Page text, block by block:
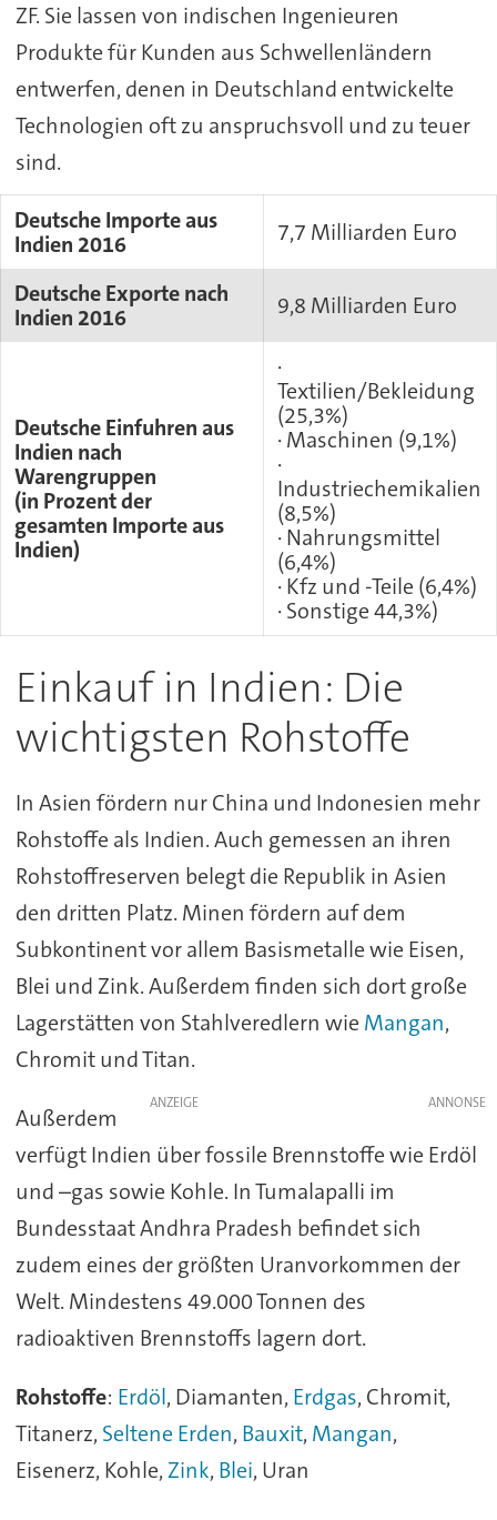
ZF. Sie lassen von indischen Ingenieuren
Produkte für Kunden aus Schwellenländern
entwerfen, denen in Deutschland entwickelte
Technologien oft zu anspruchsvoll und zu teuer
sind.
Deutsche Importe aus
Indien 2016
7,7 Milliarden Euro
Deutsche Exporte nach
Indien 2016
9,8 Milliarden Euro
Deutsche Einfuhren aus
Indien nach
Warengruppen
(in Prozent der
gesamten Importe aus
Indien)
·
Textilien/Bekleidung
(25,3%)
· Maschinen (9,1%)
·
Industriechemikalien
(8,5%)
· Nahrungsmittel
(6,4%)
· Kfz und -Teile (6,4%)
· Sonstige 44,3%)
Einkauf in Indien: Die
wichtigsten Rohstoffe
In Asien fördern nur China und Indonesien mehr
Rohstoffe als Indien. Auch gemessen an ihren
Rohstoffreserven belegt die Republik in Asien
den dritten Platz. Minen fördern auf dem
Subkontinent vor allem Basismetalle wie Eisen,
Blei und Zink. Außerdem finden sich dort große
Lagerstätten von Stahlveredlern wie Mangan,
Chromit und Titan.
ANZEIGE
Außerdem
verfügt Indien über fossile Brennstoffe wie Erdöl
und –gas sowie Kohle. In Tumalapalli im
Bundesstaat Andhra Pradesh befindet sich
zudem eines der größten Uranvorkommen der
Welt. Mindestens 49.000 Tonnen des
radioaktiven Brennstoffs lagern dort.
Rohstoffe: Erdöl, Diamanten, Erdgas, Chromit,
Titanerz, Seltene Erden, Bauxit, Mangan,
Eisenerz, Kohle, Zink, Blei, Uran